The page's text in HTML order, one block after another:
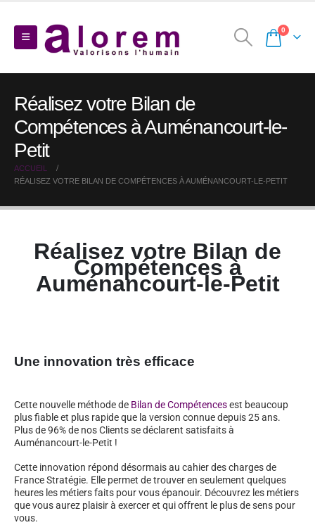
0
Réalisez votre Bilan de
Compétences à Auménancourt-le-
Petit
ACCUEIL
RÉALISEZ VOTRE BILAN DE COMPÉTENCES À AUMÉNANCOURT-LE-PETIT
Réalisez votre Bilan de
Compétences à
Auménancourt-le-Petit
Une innovation très efficace
Cette nouvelle méthode de Bilan de Compétencesest beaucoup
plus fiable et plus rapide que la version connue depuis 25 ans.
Plus de 96% de nos Clients se déclarent satisfaits à
Auménancourt-le-Petit !
Cette innovation répond désormais au cahier des charges de
France Stratégie. Elle permet de trouver en seulement quelques
heures les métiers faits pour vous épanouir. Découvrez les métiers
que vous aurez plaisir à exercer et qui offrent le plus de sens pour
vous.